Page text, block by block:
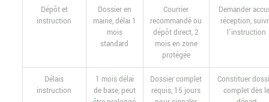
Dépôt et
instruction
Dossier en
mairie, délai 1
mois
standard
Courrier
recommandé ou
dépôt direct, 2
mois en zone
protégée
Demander
réception,
l’instruction
Délais
instruction
1 mois délai
de base, peut
Dossier complet
requis, 15 jours
Constituer
complet dès